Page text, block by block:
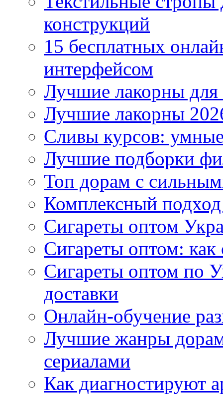
конструкций
15 бесплатных
интерфейсом
Лучшие лакорны для
Лучшие лакорны
Сливы курсов:
Лучшие подборки
Топ дорам с
Комплексный
Сигареты оптом
Сигареты оптом: как
Сигареты оптом по
доставки
Онлайн-обучение
Лучшие жанры дорам
сериалами
Как диагностируют